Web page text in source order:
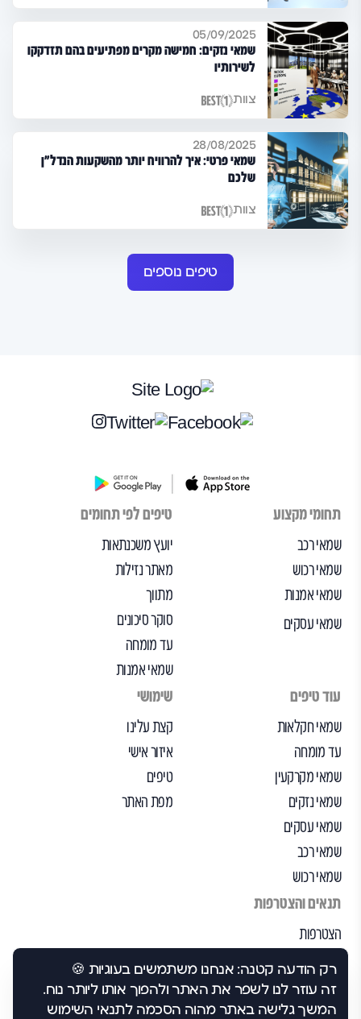
05/09/2025
שמאי נזקים: חמישה מקרים מפתיעים בהם תזדקקו
לשירותיו
צוות
28/08/2025
שמאי פרטי: איך להרוויח יותר מהשקעות הנדל"ן
שלכם
צוות
טיפים נוספים
רק הודעה קטנה: אנחנו משתמשים בעוגיות 🍪
זה עוזר לנו לשפר את האתר ולהפוך אותו ליותר נוח.
המשך גלישה באתר מהוה הסכמה לתנאי השימוש
תחומי מקצוע
שמאי רכב
שמאי רכוש
שמאי אמנות
שמאי עסקים
טיפים לפי תחומים
יועץ משכנתאות
מאתר נזילות
מתווך
סוקר סיכונים
עד מומחה
שמאי אמנות
עוד טיפים
שמאי חקלאות
עד מומחה
שמאי מקרקעין
שמאי נזקים
שמאי עסקים
שמאי רכב
שמאי רכוש
שימושי
קצת עלינו
איזור אישי
טיפים
מפת האתר
תנאים והצטרפות
הצטרפות
תנאי שימוש
הצהרת נגישות